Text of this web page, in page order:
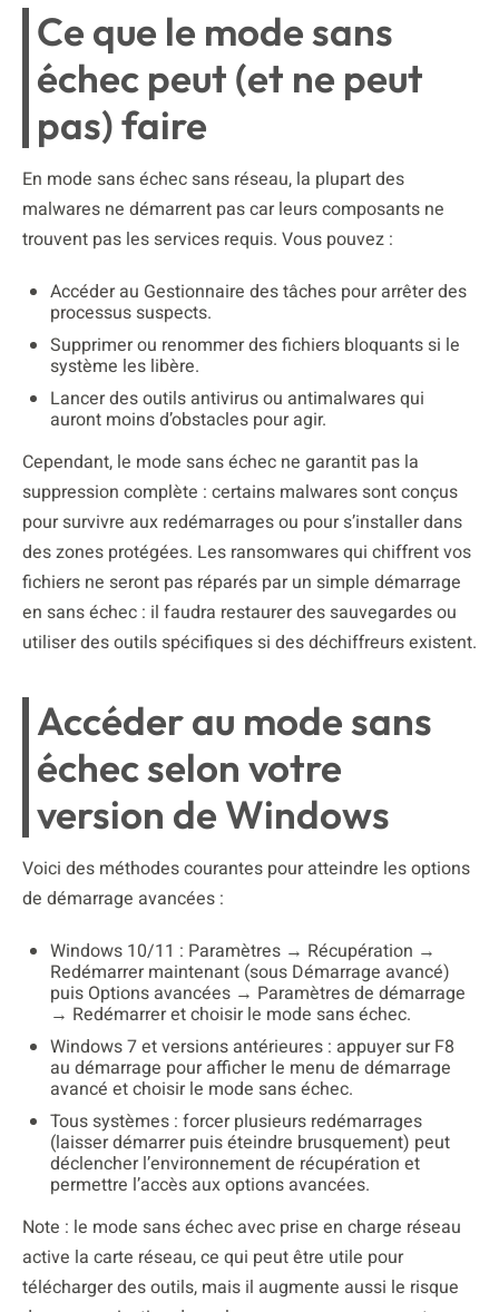
Ce que le mode sans
échec peut (et ne peut
pas) faire
En mode sans échec sans réseau, la plupart des
malwares ne démarrent pas car leurs composants ne
trouvent pas les services requis. Vous pouvez :
Accéder au Gestionnaire des tâches pour arrêter des
processus suspects.
Supprimer ou renommer des fichiers bloquants si le
système les libère.
Lancer des outils antivirus ou antimalwares qui
auront moins d’obstacles pour agir.
Cependant, le mode sans échec ne garantit pas la
suppression complète : certains malwares sont conçus
pour survivre aux redémarrages ou pour s’installer dans
des zones protégées. Les ransomwares qui chiffrent vos
fichiers ne seront pas réparés par un simple démarrage
en sans échec : il faudra restaurer des sauvegardes ou
utiliser des outils spécifiques si des déchiffreurs existent.
Accéder au mode sans
échec selon votre
version de Windows
Voici des méthodes courantes pour atteindre les options
de démarrage avancées :
Windows 10/11 : Paramètres → Récupération →
Redémarrer maintenant (sous Démarrage avancé)
puis Options avancées → Paramètres de démarrage
→ Redémarrer et choisir le mode sans échec.
Windows 7 et versions antérieures : appuyer sur F8
au démarrage pour afficher le menu de démarrage
avancé et choisir le mode sans échec.
Tous systèmes : forcer plusieurs redémarrages
(laisser démarrer puis éteindre brusquement) peut
déclencher l’environnement de récupération et
permettre l’accès aux options avancées.
Note : le mode sans échec avec prise en charge réseau
active la carte réseau, ce qui peut être utile pour
télécharger des outils, mais il augmente aussi le risque